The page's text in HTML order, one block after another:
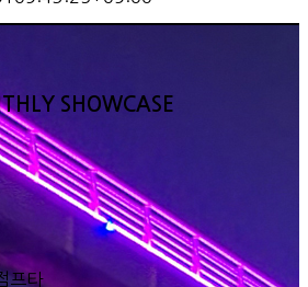
SHOWCASE
프타